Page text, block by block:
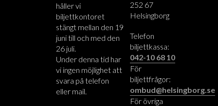
håller vi
biljettkontoret
stängt mellan den 19
juni till och med den
26 juli.
Under denna tid har
vi ingen möjlighet att
svara på telefon
eller mail.
252 67
Helsingborg
Telefon
biljettkassa:
042-10 68 10
För
biljettfrågor:
ombud@helsingborg.se
För övriga